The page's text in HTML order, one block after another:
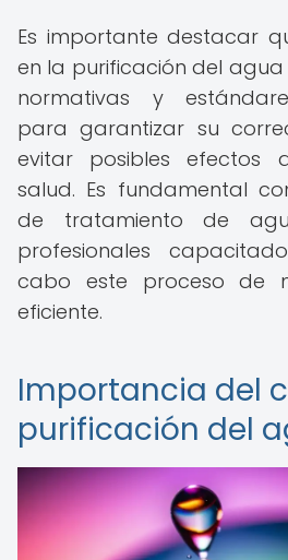
Es importante destacar
en la purificación del
normativas y
para garantizar su
evitar posibles efectos
salud. Es fundamental
de tratamiento de
profesionales
cabo este proceso de
eficiente.
Importancia del
purificación del